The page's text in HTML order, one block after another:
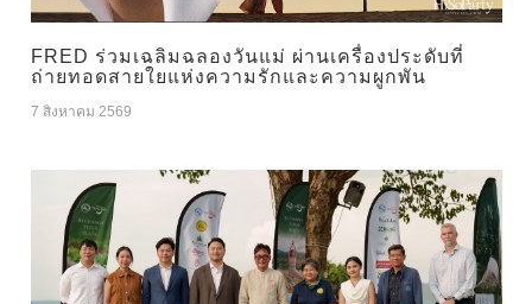
FRED ร่วมเฉลิมฉลองวันแม่ ผ่านเครื่องประดับที่
ถ่ายทอดสายใยแห่งความรักและความผูกพัน
7 สิงหาคม 2569